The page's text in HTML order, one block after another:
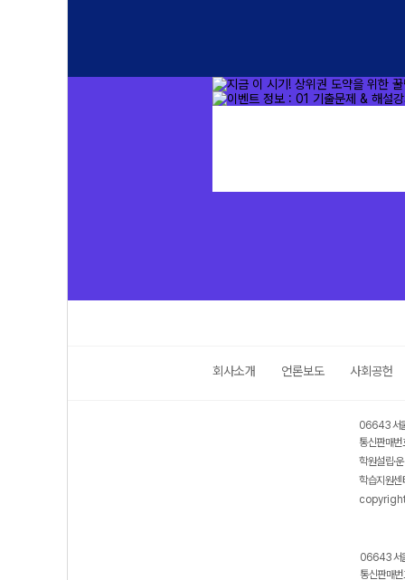
회사소개 언론보도 사회공헌
06643 서
통신판매
학원설립·
학습지원
06643 서
통신판매